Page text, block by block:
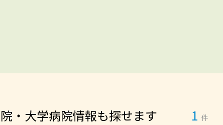
・大学病院情報も探せます 1 件